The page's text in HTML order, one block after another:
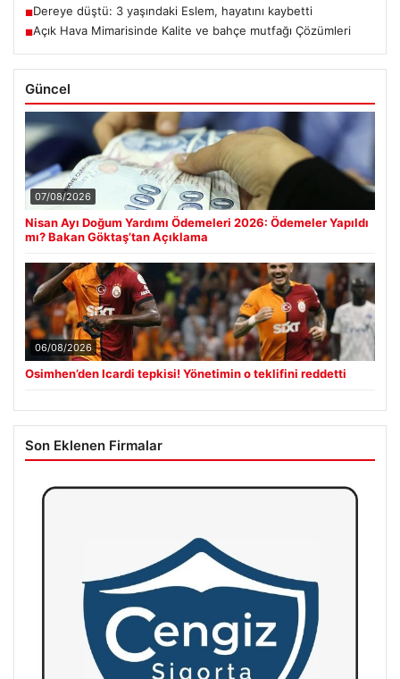
■Dereye düştü: 3 yaşındaki Eslem, hayatını kaybetti
■Açık Hava Mimarisinde Kalite ve bahçe mutfağı Çözümleri
Güncel
07/08/2026
Nisan Ayı Doğum Yardımı Ödemeleri 2026: Ödemeler Yapıldı
mı? Bakan Göktaş’tan Açıklama
06/08/2026
Osimhen’den Icardi tepkisi! Yönetimin o teklifini reddetti
Son Eklenen Firmalar